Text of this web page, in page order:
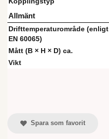
Allmänt
Drifttemperaturområde (enligt
EN 60065)
Mått (B × H × D) ca.
Vikt
Spara som favorit